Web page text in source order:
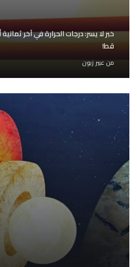
خبر لا يسر: درجات الحرارة في آخر
قط!
منعبير زبون